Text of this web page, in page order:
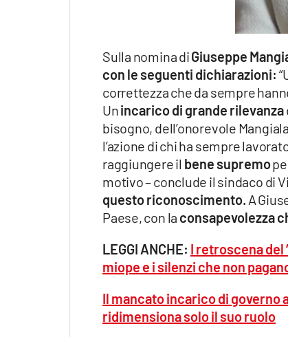
Sulla nomina diGiuseppe
con le seguenti dichiarazioni:
correttezza che da sempre
Unincarico di grande rilevanza
bisogno, dell’onorevole
l’azione di chi ha sempre
raggiungere il bene supremo
motivo – conclude il sindaco di
questo riconoscimento. A
Paese, con la consapevolezza
LEGGI ANCHE: I retroscena del
miope e i silenzi che non
Il mancato incarico di governo
ridimensiona solo il suo ruolo